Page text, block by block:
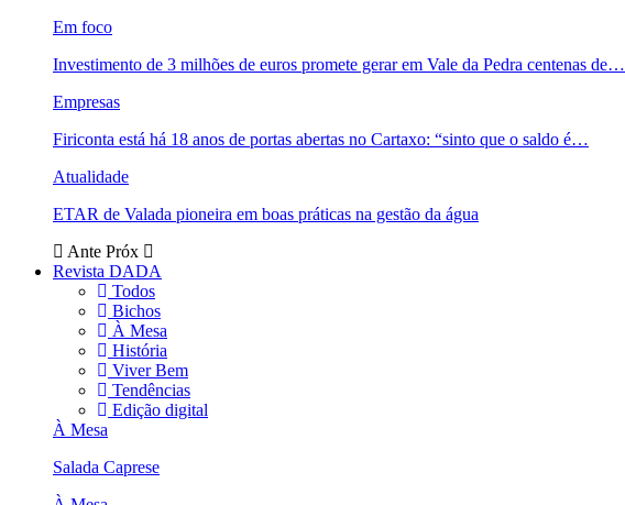
Em foco
Investimento de 3 milhões de euros promete gerar em Vale da Pedra centenas de…
Empresas
Firiconta está há 18 anos de portas abertas no Cartaxo: “sinto que o saldo é…
Atualidade
ETAR de Valada pioneira em boas práticas na gestão da água
Ante Próx
Revista DADA
Todos
Bichos
À Mesa
História
Viver Bem
Tendências
Edição digital
À Mesa
Salada Caprese